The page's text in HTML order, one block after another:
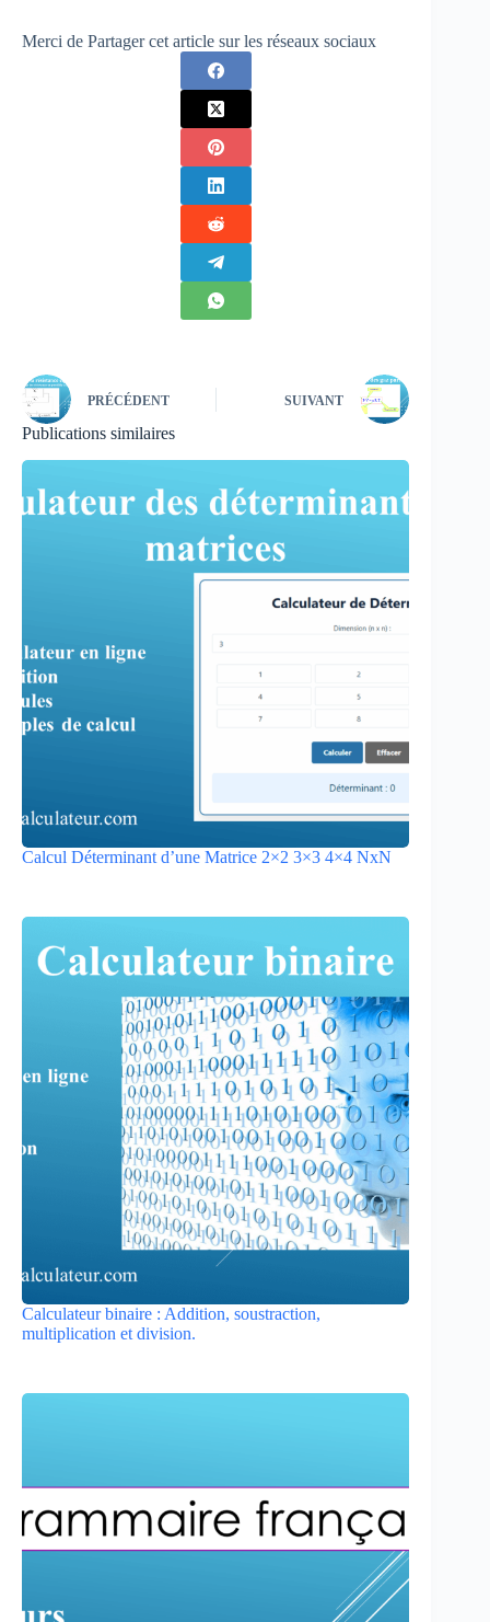
Merci de Partager cet article sur les réseaux sociaux
PRÉCÉDENT SUIVANT
Publications similaires
Calcul Déterminant d’une Matrice 2×2 3×3 4×4 NxN
Calculateur binaire : Addition, soustraction,
multiplication et division.